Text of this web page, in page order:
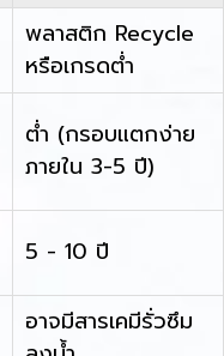
พลาสติก Recycle
หรือเกรดต่ำ
ต่ำ (กรอบแตกง่าย
ภายใน 3-5 ปี)
5 - 10 ปี
อาจมีสารเคมีรั่วซึม